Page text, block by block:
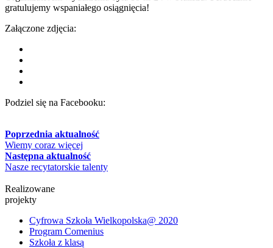
gratulujemy wspaniałego osiągnięcia!
Załączone zdjęcia:
Podziel się na Facebooku:
Poprzednia aktualność
Wiemy coraz więcej
Następna aktualność
Nasze recytatorskie talenty
Realizowane
projekty
Cyfrowa Szkoła Wielkopolska@ 2020
Program Comenius
Szkoła z klasą